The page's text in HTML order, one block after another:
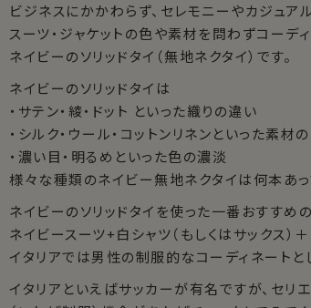
ビジネスにかかわらず、セレモニーやカジュア
スーツ・ジャケットの色や素材を問わずコーデ
ネイビーのソリッドタイ（無地ネクタイ）です。
ネイビーのソリッドタイは
・サテン・綾・ドット といった織りの違い
・シルク・ウール・コットンリネンといった素材
・濃い目・明るめといった色の濃淡
様々な種類のネイビー無地ネクタイは何本あ
ネイビーのソリッドタイを使った一番おすすめ
ネイビースーツ+白シャツ（もしくはサックス）
イタリアでは男性の制服的なコーディネートと
イタリアといえばサッカーが有名ですが、セ